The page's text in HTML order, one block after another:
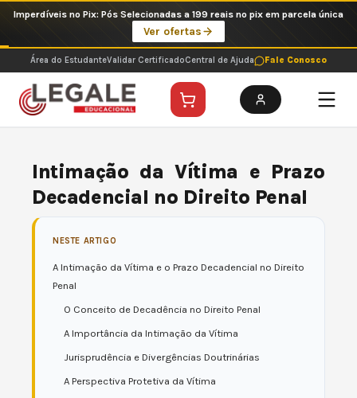
o
conteúdo
Imperdíveis no Pix: Pós Selecionadas a 199 reais no pix em parcela única
Ver ofertas
Área do EstudanteValidar CertificadoCentral de Ajuda Fale Conosco
Intimação da Vítima e Prazo
Decadencial no Direito Penal
NESTE ARTIGO
A Intimação da Vítima e o Prazo Decadencial no Direito
Penal
O Conceito de Decadência no Direito Penal
A Importância da Intimação da Vítima
Jurisprudência e Divergências Doutrinárias
A Perspectiva Protetiva da Vítima